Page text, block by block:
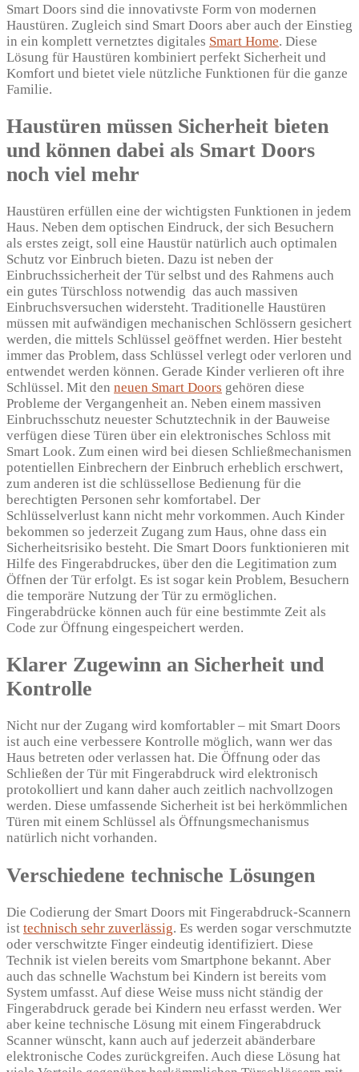
Smart Doors sind die innovativste Form von modernen
Haustüren. Zugleich sind Smart Doors aber auch der Einstieg
in ein komplett vernetztes digitales Smart Home. Diese
Lösung für Haustüren kombiniert perfekt Sicherheit und
Komfort und bietet viele nützliche Funktionen für die ganze
Familie.
Haustüren müssen Sicherheit bieten
und können dabei als Smart Doors
noch viel mehr
Haustüren erfüllen eine der wichtigsten Funktionen in jedem
Haus. Neben dem optischen Eindruck, der sich Besuchern
als erstes zeigt, soll eine Haustür natürlich auch optimalen
Schutz vor Einbruch bieten. Dazu ist neben der
Einbruchssicherheit der Tür selbst und des Rahmens auch
ein gutes Türschloss notwendig das auch massiven
Einbruchsversuchen widersteht. Traditionelle Haustüren
müssen mit aufwändigen mechanischen Schlössern gesichert
werden, die mittels Schlüssel geöffnet werden. Hier besteht
immer das Problem, dass Schlüssel verlegt oder verloren und
entwendet werden können. Gerade Kinder verlieren oft ihre
Schlüssel. Mit den neuen Smart Doors gehören diese
Probleme der Vergangenheit an. Neben einem massiven
Einbruchsschutz neuester Schutztechnik in der Bauweise
verfügen diese Türen über ein elektronisches Schloss mit
Smart Look. Zum einen wird bei diesen Schließmechanismen
potentiellen Einbrechern der Einbruch erheblich erschwert,
zum anderen ist die schlüssellose Bedienung für die
berechtigten Personen sehr komfortabel. Der
Schlüsselverlust kann nicht mehr vorkommen. Auch Kinder
bekommen so jederzeit Zugang zum Haus, ohne dass ein
Sicherheitsrisiko besteht. Die Smart Doors funktionieren mit
Hilfe des Fingerabdruckes, über den die Legitimation zum
Öffnen der Tür erfolgt. Es ist sogar kein Problem, Besuchern
die temporäre Nutzung der Tür zu ermöglichen.
Fingerabdrücke können auch für eine bestimmte Zeit als
Code zur Öffnung eingespeichert werden.
Klarer Zugewinn an Sicherheit und
Kontrolle
Nicht nur der Zugang wird komfortabler – mit Smart Doors
ist auch eine verbessere Kontrolle möglich, wann wer das
Haus betreten oder verlassen hat. Die Öffnung oder das
Schließen der Tür mit Fingerabdruck wird elektronisch
protokolliert und kann daher auch zeitlich nachvollzogen
werden. Diese umfassende Sicherheit ist bei herkömmlichen
Türen mit einem Schlüssel als Öffnungsmechanismus
natürlich nicht vorhanden.
Verschiedene technische Lösungen
Die Codierung der Smart Doors mit Fingerabdruck-Scannern
ist technisch sehr zuverlässig. Es werden sogar verschmutzte
oder verschwitzte Finger eindeutig identifiziert. Diese
Technik ist vielen bereits vom Smartphone bekannt. Aber
auch das schnelle Wachstum bei Kindern ist bereits vom
System umfasst. Auf diese Weise muss nicht ständig der
Fingerabdruck gerade bei Kindern neu erfasst werden. Wer
aber keine technische Lösung mit einem Fingerabdruck
Scanner wünscht, kann auch auf jederzeit abänderbare
elektronische Codes zurückgreifen. Auch diese Lösung hat